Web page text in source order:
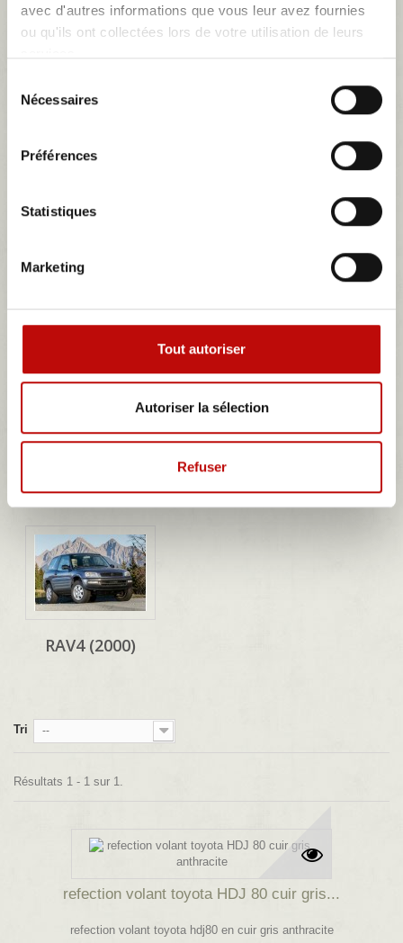
avec d'autres informations que vous leur avez fournies
ou qu'ils ont collectées lors de votre utilisation de leurs
Nécessaires
Préférences
Statistiques
Marketing
Tout autoriser
Autoriser la sélection
Refuser
BJ46 FJ45
HILUX
RAV4 (2000)
Tri --
Résultats 1 - 1 sur 1.
refection volant toyota HDJ 80 cuir gris...
refection volant toyota hdj80 en cuir gris anthracite